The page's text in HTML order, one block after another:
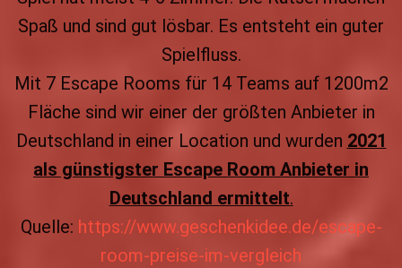
Spaß und sind gut lösbar. Es entsteht ein guter
Spielfluss.
Mit 7 Escape Rooms für 14 Teams auf 1200m2
Fläche sind wir einer der größten Anbieter in
Deutschland in einer Location und wurden 2021
als günstigster Escape Room Anbieter in
Deutschland ermittelt.
Quelle: https://www.geschenkidee.de/escape-
room-preise-im-vergleich